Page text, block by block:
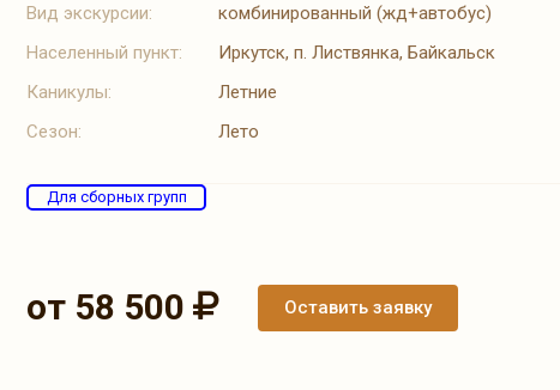
Вид экскурсии:
комбинированный (жд+автобус)
Населенный пункт:
Иркутск, п. Листвянка, Байкальск
Каникулы:
Летние
Сезон:
Лето
Для сборных групп
от 58 500 Оставить заявку